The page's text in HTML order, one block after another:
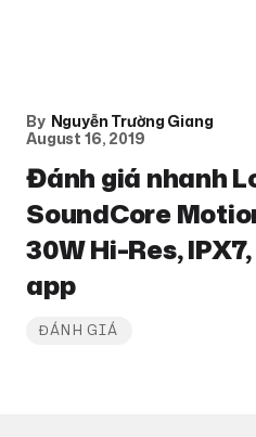
By Nguyễn Trường Giang
August 16, 2019
Đánh giá nhanh
SoundCore
30W Hi-Res,
app
ĐÁNH GIÁ